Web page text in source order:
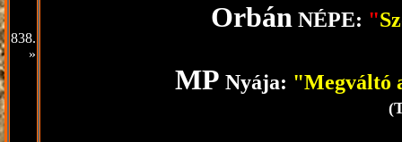
838.
»
Orbán NÉPE: "
MP Nyája: "Megváltó